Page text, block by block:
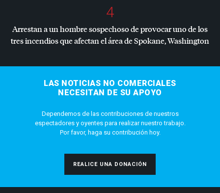
4
Arrestan a un hombre sospechoso de provocar uno de los
tres incendios que afectan el área de Spokane, Washington
LAS NOTICIAS NO COMERCIALES
NECESITAN DE SU APOYO
Dependemos de las contribuciones de nuestros
espectadores y oyentes para realizar nuestro trabajo.
Por favor, haga su contribución hoy.
REALICE UNA DONACIÓN